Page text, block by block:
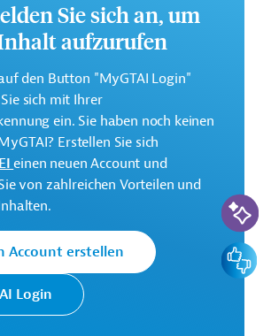
zu dem Entwicklungsprojekt
Webseite der IDB
und im
dieIDB: Schwerpunkte, Regularien
zur Geschäftsanbahnung.
Dollar
(Zuschuss)
Sie sich an, um
aufzurufen
den Button "MyGTAI Login"
sich mit Ihrer
ein. Sie haben noch keinen
Erstellen Sie sich
einen neuen Account und
von zahlreichen Vorteilen und
Account erstellen
Login
KI-